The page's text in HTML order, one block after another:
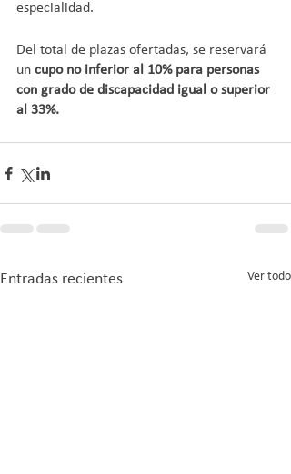
especialidad.
Del total de plazas ofertadas, se reservará
un cupo no inferior al 10% para personas
con grado de discapacidad igual o superior
al 33%.
Entradas recientes Ver todo